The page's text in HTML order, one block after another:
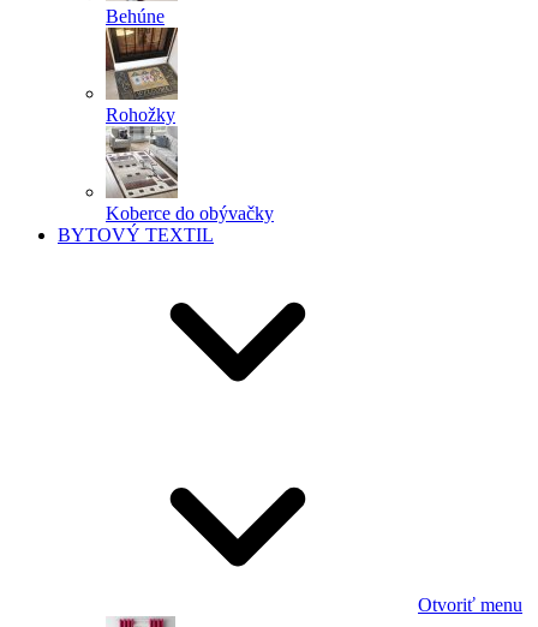
Behúne
Rohožky
Koberce do obývačky
BYTOVÝ TEXTIL
Otvoriť menu